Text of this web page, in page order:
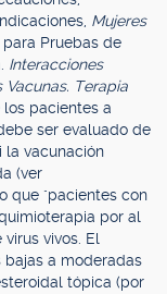
Mujeres
para Pruebas de
Interacciones
Vacunas. Terapia
pacientes a
ser evaluado de
la vacunación
(ver
que "pacientes con
por al
vivos. El
bajas a moderadas
tópica (por